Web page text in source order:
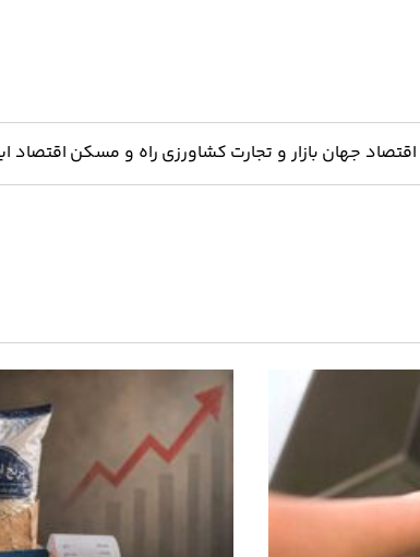
اقتصاد جهان بازار و تجارت کشاورزی راه و مسکناقتصاد